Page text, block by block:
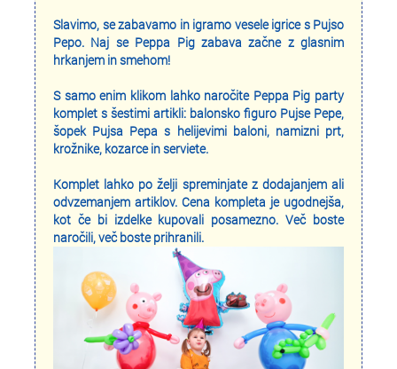
Slavimo, se zabavamo in igramo vesele igrice s Pujso
Pepo. Naj se Peppa Pig zabava začne z glasnim
hrkanjem in smehom!
S samo enim klikom lahko naročite Peppa Pig party
komplet s šestimi artikli: balonsko figuro Pujse Pepe,
šopek Pujsa Pepa s helijevimi baloni, namizni prt,
krožnike, kozarce in serviete.
Komplet lahko po želji spreminjate z dodajanjem ali
odvzemanjem artiklov. Cena kompleta je ugodnejša,
kot če bi izdelke kupovali posamezno. Več boste
naročili, več boste prihranili.